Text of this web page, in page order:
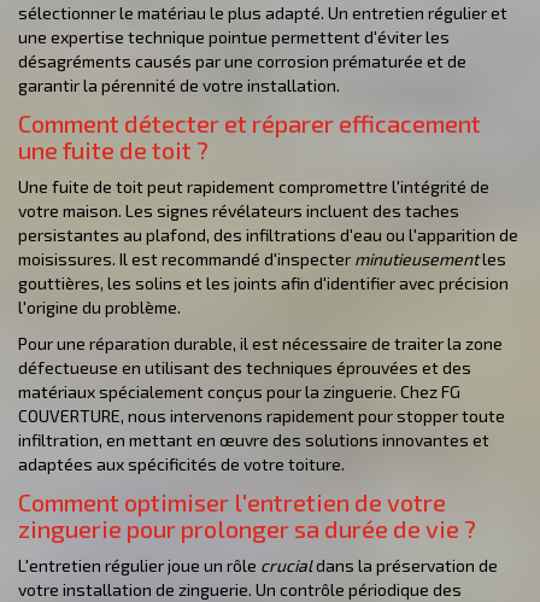
sélectionner le matériau le plus adapté. Un entretien régulier et
une expertise technique pointue permettent d'éviter les
désagréments causés par une corrosion prématurée et de
garantir la pérennité de votre installation.
Comment détecter et réparer efficacement
une fuite de toit ?
Une fuite de toit peut rapidement compromettre l'intégrité de
votre maison. Les signes révélateurs incluent des taches
persistantes au plafond, des infiltrations d'eau ou l'apparition de
moisissures. Il est recommandé d'inspecter minutieusementles
gouttières, les solins et les joints afin d'identifier avec précision
l'origine du problème.
Pour une réparation durable, il est nécessaire de traiter la zone
défectueuse en utilisant des techniques éprouvées et des
matériaux spécialement conçus pour la zinguerie. Chez FG
COUVERTURE, nous intervenons rapidement pour stopper toute
infiltration, en mettant en œuvre des solutions innovantes et
adaptées aux spécificités de votre toiture.
Comment optimiser l'entretien de votre
zinguerie pour prolonger sa durée de vie ?
L'entretien régulier joue un rôle crucialdans la préservation de
votre installation de zinguerie. Un contrôle périodique des